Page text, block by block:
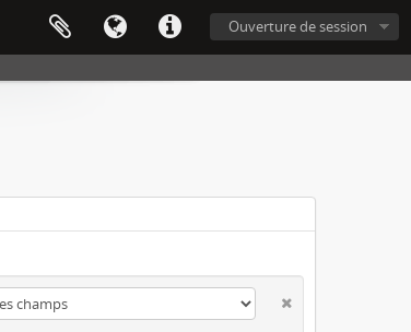
Ouverture de session